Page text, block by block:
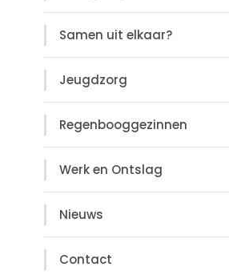
Samen uit elkaar?
Jeugdzorg
Regenbooggezinnen
Werk en Ontslag
Nieuws
Contact